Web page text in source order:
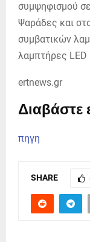
συμψηφισμού
Ψαράδες και
συμβατικών
λαμπτήρες
ertnews.gr
Διαβάστε
πηγη
SHARE